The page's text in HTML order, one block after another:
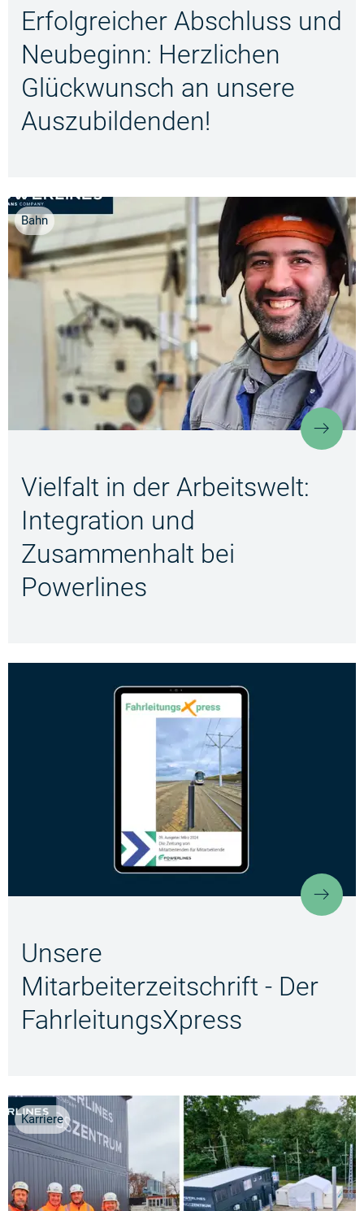
Erfolgreicher Abschluss und
Neubeginn: Herzlichen
Glückwunsch an unsere
Auszubildenden!
Vielfalt in der Arbeitswelt:
Integration und
Zusammenhalt bei
Powerlines
Bahn
Unsere
Mitarbeiterzeitschrift - Der
FahrleitungsXpress
Karriere